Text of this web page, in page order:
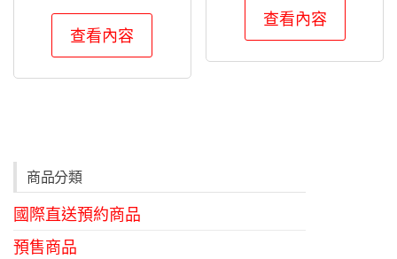
查看內容
查看內容
商品分類
國際直送預約商品
預售商品